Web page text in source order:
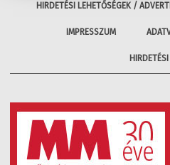
HIRDETÉSI LEHETŐSÉGEK /
IMPRESSZUM